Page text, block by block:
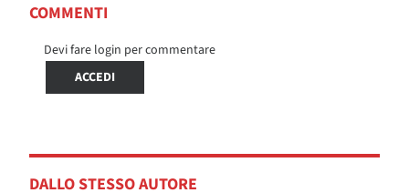
COMMENTI
Devi fare login per commentare
ACCEDI
DALLO STESSO AUTORE